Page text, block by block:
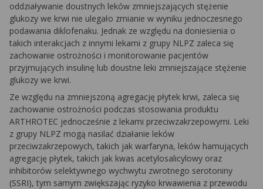
oddziaływanie doustnych leków zmniejszających stężenie
glukozy we krwi nie ulegało zmianie w wyniku jednoczesnego
podawania diklofenaku. Jednak ze względu na doniesienia o
takich interakcjach z innymi lekami z grupy NLPZ zaleca się
zachowanie ostrożności i monitorowanie pacjentów
przyjmujących insulinę lub doustne leki zmniejszające stężenie
glukozy we krwi.
Ze względu na zmniejszoną agregację płytek krwi, zaleca się
zachowanie ostrożności podczas stosowania produktu
ARTHROTEC jednocześnie z lekami przeciwzakrzepowymi. Leki
z grupy NLPZ mogą nasilać działanie leków
przeciwzakrzepowych, takich jak warfaryna, leków hamujących
agregację płytek, takich jak kwas acetylosalicylowy oraz
inhibitorów selektywnego wychwytu zwrotnego serotoniny
(SSRI), tym samym zwiększając ryzyko krwawienia z przewodu